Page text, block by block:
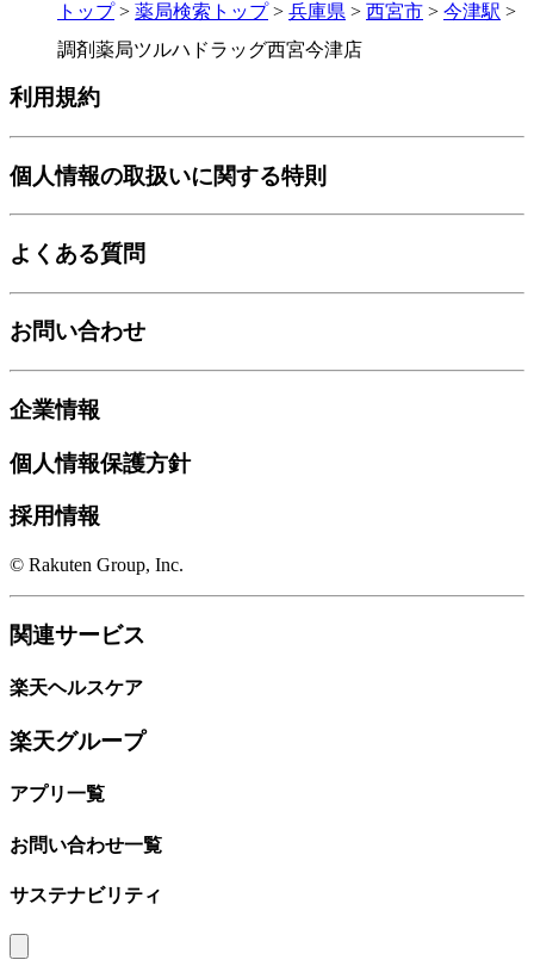
トップ> 薬局検索トップ> 兵庫県 > 西宮市 > 今津駅 >
調剤薬局ツルハドラッグ西宮今津店
利用規約
個人情報の取扱いに関する特則
よくある質問
お問い合わせ
企業情報
個人情報保護方針
採用情報
© Rakuten Group, Inc.
関連サービス
楽天ヘルスケア
楽天グループ
アプリ一覧
お問い合わせ一覧
サステナビリティ